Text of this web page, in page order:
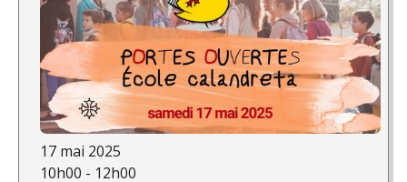
17 mai 2025
10h00 - 12h00